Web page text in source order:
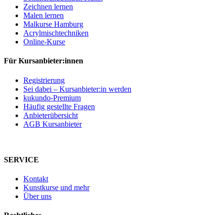
Zeichnen lernen
Malen lernen
Malkurse Hamburg
Acrylmischtechniken
Online-Kurse
Für Kursanbieter:innen
Registrierung
Sei dabei – Kursanbieter:in werden
kukundo-Premium
Häufig gestellte Fragen
Anbieterübersicht
AGB Kursanbieter
SERVICE
Kontakt
Kunstkurse und mehr
Über uns